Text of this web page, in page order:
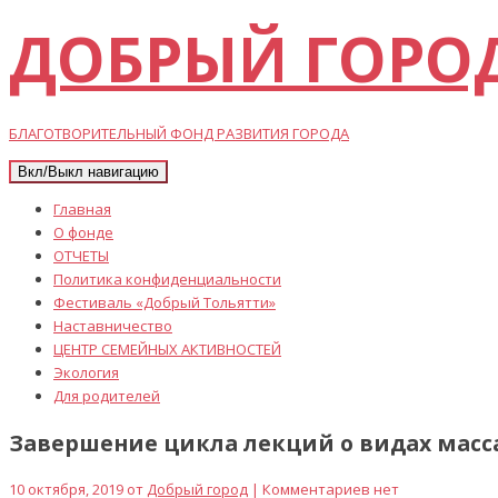
ДОБРЫЙ
БЛАГОТВОРИТЕЛЬНЫЙ ФОНД РАЗВИТИЯ ГОРОДА
Вкл/Выкл навигацию
Главная
О фонде
ОТЧЕТЫ
Политика конфиденциальности
Фестиваль «Добрый Тольятти»
Наставничество
ЦЕНТР СЕМЕЙНЫХ АКТИВНОСТЕЙ
Экология
Для родителей
Завершение цикла лекций о видах
10 октября, 2019 от Добрый город | Комментариев нет